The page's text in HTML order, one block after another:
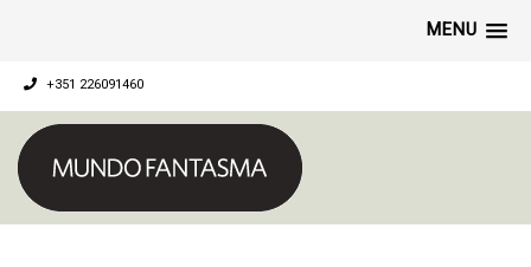
MENU
+351 226091460